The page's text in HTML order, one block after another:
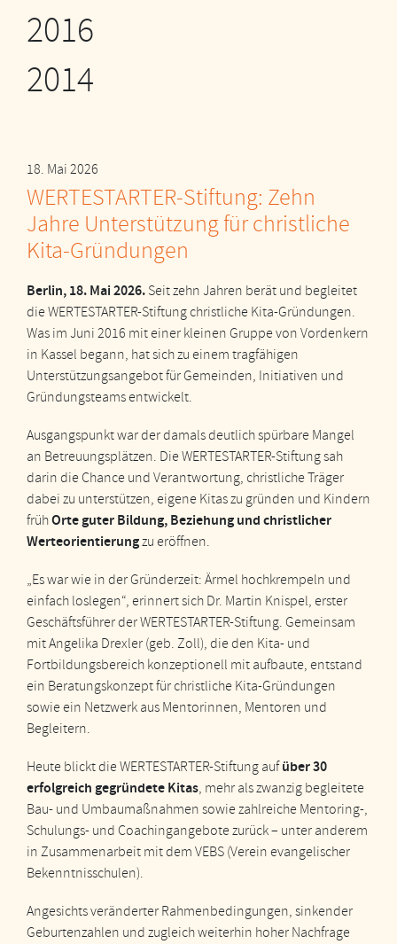
2016
2014
18. Mai 2026
WERTESTARTER-Stiftung: Zehn
Jahre Unterstützung für christliche
Kita-Gründungen
Berlin, 18. Mai 2026. Seit zehn Jahren berät und begleitet
die WERTESTARTER-Stiftung christliche Kita-Gründungen.
Was im Juni 2016 mit einer kleinen Gruppe von Vordenkern
in Kassel begann, hat sich zu einem tragfähigen
Unterstützungsangebot für Gemeinden, Initiativen und
Gründungsteams entwickelt.
Ausgangspunkt war der damals deutlich spürbare Mangel
an Betreuungsplätzen. Die WERTESTARTER-Stiftung sah
darin die Chance und Verantwortung, christliche Träger
dabei zu unterstützen, eigene Kitas zu gründen und Kindern
frühOrte guter Bildung, Beziehung und christlicher
Werteorientierungzu eröffnen.
„Es war wie in der Gründerzeit: Ärmel hochkrempeln und
einfach loslegen“, erinnert sich Dr. Martin Knispel, erster
Geschäftsführer der WERTESTARTER-Stiftung. Gemeinsam
mit Angelika Drexler (geb. Zoll), die den Kita- und
Fortbildungsbereich konzeptionell mit aufbaute, entstand
ein Beratungskonzept für christliche Kita-Gründungen
sowie ein Netzwerk aus Mentorinnen, Mentoren und
Begleitern.
Heute blickt die WERTESTARTER-Stiftung aufüber 30
erfolgreich gegründete Kitas, mehr als zwanzig begleitete
Bau- und Umbaumaßnahmen sowie zahlreiche Mentoring-,
Schulungs- und Coachingangebote zurück – unter anderem
in Zusammenarbeit mit dem VEBS (Verein evangelischer
Bekenntnisschulen).
Angesichts veränderter Rahmenbedingungen, sinkender
Geburtenzahlen und zugleich weiterhin hoher Nachfrage